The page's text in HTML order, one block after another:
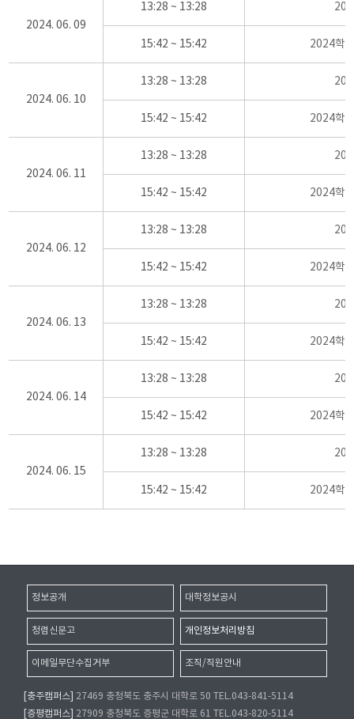
2024. 06. 09
13:28 ~ 13:28
15:42 ~ 15:42 2024학
2024. 06. 10
13:28 ~ 13:28
15:42 ~ 15:42 2024학
2024. 06. 11
13:28 ~ 13:28
15:42 ~ 15:42 2024학
2024. 06. 12
13:28 ~ 13:28
15:42 ~ 15:42 2024학
2024. 06. 13
13:28 ~ 13:28
15:42 ~ 15:42 2024학
2024. 06. 14
13:28 ~ 13:28
15:42 ~ 15:42 2024학
2024. 06. 15
13:28 ~ 13:28
15:42 ~ 15:42 2024학
정보공개 대학정보공시
청렴신문고 개인정보처리방침
이메일무단수집거부 조직/직원안내
[충주캠퍼스]
27469 충청북도 충주시 대학로 50 TEL.043-841-5114
[증평캠퍼스]
27909 충청북도 증평군 대학로 61 TEL.043-820-5114